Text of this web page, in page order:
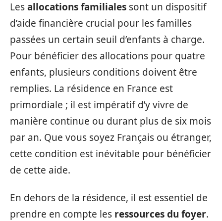
Lesallocations familiales sont un dispositif
d’aide financière crucial pour les familles
passées un certain seuil d’enfants à charge.
Pour bénéficier des allocations pour quatre
enfants, plusieurs conditions doivent être
remplies. La résidence en France est
primordiale ; il est impératif d’y vivre de
manière continue ou durant plus de six mois
par an. Que vous soyez Français ou étranger,
cette condition est inévitable pour bénéficier
de cette aide.
En dehors de la résidence, il est essentiel de
prendre en compte les ressources du foyer.